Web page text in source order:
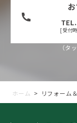
TEL.
[受付
（タ
ホーム > リフォーム